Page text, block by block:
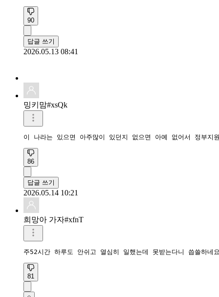
90
답글 쓰기
2026.05.13 08:41
밍키맘#xsQk
이 나라는 있으면 아주많이 있던지 없으면 아예 없어서 정부
86
답글 쓰기
2026.05.14 10:21
희망아 가자#xfnT
주52시간 하루도 안쉬고 열심히 일했는데 못받는다니 씁쓸하네
81